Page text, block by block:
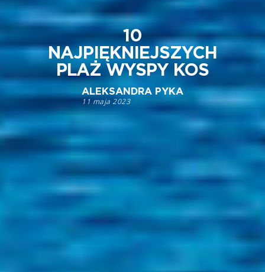
10
NAJPIĘKNIEJSZYCH
PLAŻ WYSPY KOS
ALEKSANDRA PYKA
11 maja 2023